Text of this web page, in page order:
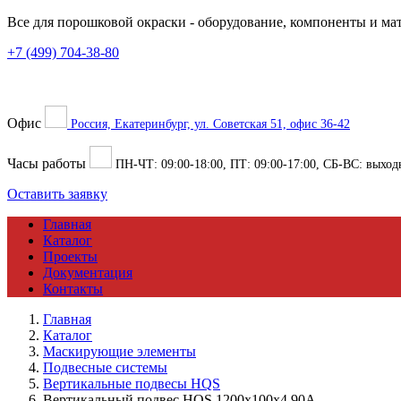
Все для порошковой окраски - оборудование, компоненты и
+7 (499) 704-38-80
Офис Россия, Екатеринбург, ул. Советская 51, офис 36-42
Часы работы ПН-ЧТ: 09:00-18:00 , ПТ: 09:00-17:00 , СБ-ВС:
Оставить заявку
Главная
Каталог
Проекты
Документация
Контакты
Главная
Каталог
Маскирующие элементы
Подвесные системы
Вертикальные подвесы HQS